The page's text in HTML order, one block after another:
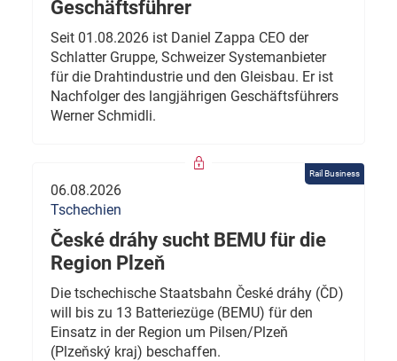
Geschäftsführer
Seit 01.08.2026 ist Daniel Zappa CEO der
Schlatter Gruppe, Schweizer Systemanbieter
für die Drahtindustrie und den Gleisbau. Er ist
Nachfolger des langjährigen Geschäftsführers
Werner Schmidli.
Rail Business
06.08.2026
Tschechien
České dráhy sucht BEMU für die
Region Plzeň
Die tschechische Staatsbahn České dráhy (ČD)
will bis zu 13 Batteriezüge (BEMU) für den
Einsatz in der Region um Pilsen/Plzeň
(Plzeňský kraj) beschaffen.